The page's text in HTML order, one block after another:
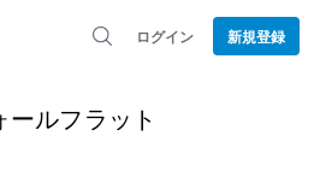
ログイン 新規登録
ールフラット